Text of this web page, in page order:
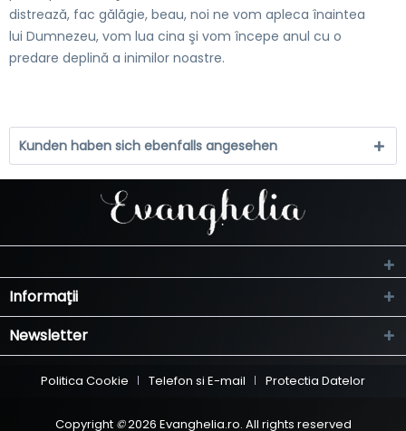
distrează, fac gălăgie, beau, noi ne vom apleca înaintea
lui Dumnezeu, vom lua cina şi vom începe anul cu o
predare deplină a inimilor noastre.
Kunden haben sich ebenfalls angesehen
Informații
Newsletter
Politica Cookie Telefon si E-mail Protectia Datelor
Copyright ©2026 Evanghelia.ro. All rights reserved